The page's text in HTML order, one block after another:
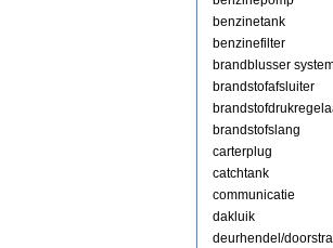
benzinetank
benzinefilter
brandblusser
brandstofafsluiter
brandstofslang
carterplug
catchtank
communicatie
dakluik
deurhendel/